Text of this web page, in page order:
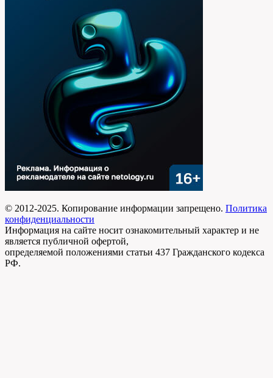
© 2012-2025. Копирование информации запрещено. Политика
конфиденциальности
Информация на сайте носит ознакомительный характер и не
является публичной офертой,
определяемой положениями статьи 437 Гражданского кодекса
РФ.